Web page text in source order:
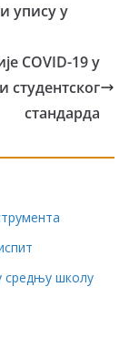
упису у
COVID-19 у
студентског
стандарда
средњу школу